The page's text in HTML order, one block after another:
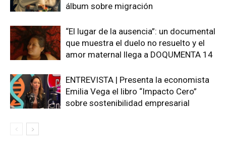
álbum sobre migración
“El lugar de la ausencia”: un documental
que muestra el duelo no resuelto y el
amor maternal llega a DOQUMENTA 14
ENTREVISTA | Presenta la economista
Emilia Vega el libro “Impacto Cero”
sobre sostenibilidad empresarial